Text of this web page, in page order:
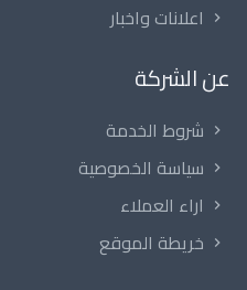
اعلانات واخبار
عن الشركة
شروط الخدمة
سياسة الخصوصية
اراء العملاء
خريطة الموقع